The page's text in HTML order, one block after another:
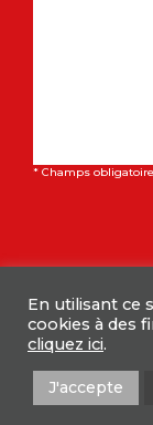
* Champs
ACCUEIL
AIGO
En utilisant ce
cookies à des
cliquez ici.
J'accepte